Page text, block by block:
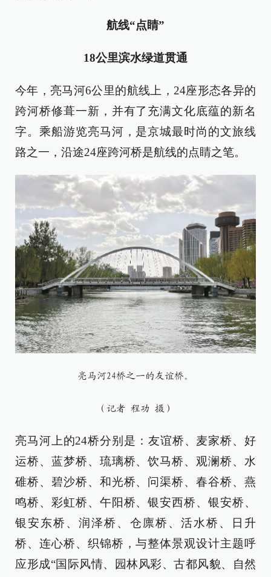
航线“点睛”
18公里滨水绿道贯通
今年，亮马河6公里的航线上，24座形态各异的
跨河桥修葺一新，并有了充满文化底蕴的新名
字。乘船游览亮马河，是京城最时尚的文旅线
路之一，沿途24座跨河桥是航线的点睛之笔。
亮马河24桥之一的友谊桥。
（记者 程功 摄）
亮马河上的24桥分别是：友谊桥、麦家桥、好
运桥、蓝梦桥、琉璃桥、饮马桥、观澜桥、水
碓桥、碧沙桥、和光桥、问渠桥、春谷桥、燕
鸣桥、彩虹桥、午阳桥、银安西桥、银安桥、
银安东桥、润泽桥、仓廪桥、活水桥、日升
桥、连心桥、织锦桥，与整体景观设计主题呼
应形成“国际风情、园林风彩、古都风貌、自然